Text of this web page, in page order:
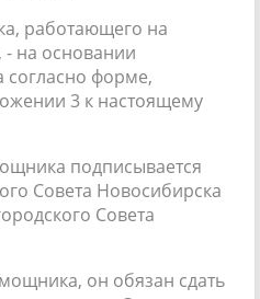
работающего на
на основании
согласно форме,
3 к настоящему
подписывается
Совета Новосибирска
Совета
он обязан сдать